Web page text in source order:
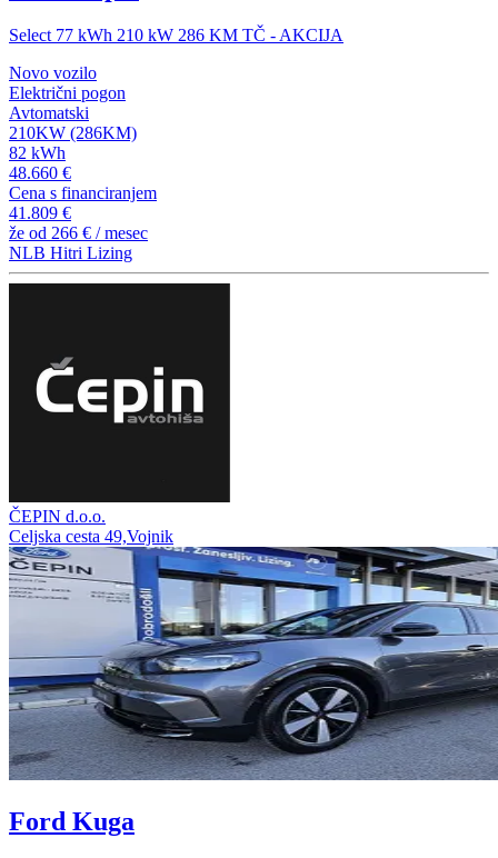
Select 77 kWh 210 kW 286 KM TČ - AKCIJA
Novo vozilo
Električni pogon
Avtomatski
210KW (286KM)
82 kWh
48.660 €
Cena s financiranjem
41.809 €
že od 266 € / mesec
NLB Hitri Lizing
ČEPIN d.o.o.
Celjska cesta 49,Vojnik
Ford Kuga